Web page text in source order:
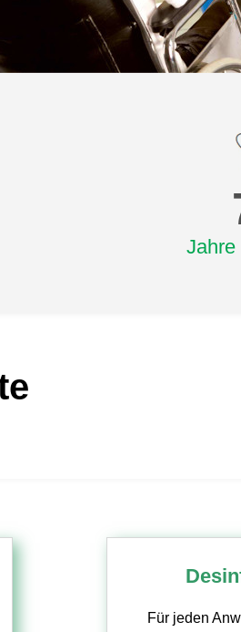
Jahre
Für jeden